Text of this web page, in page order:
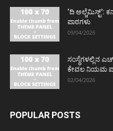
‘ದಿ ಅಲ್ಚೆಮಿಸ್ಟ್’:
ಪಾಠಗಳು
09/04/2026
ಸಂಸ್ಥೆಗಳಲ್ಲಿನ
ಕೇವಲ ನಿಯಮ
02/04/2026
POPULAR POSTS